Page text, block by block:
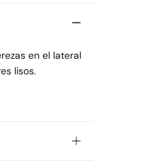
en el lateral
lisos.